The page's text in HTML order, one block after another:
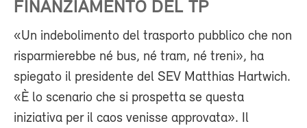
FINANZIAMENTO DEL TP
«Un indebolimento del trasporto pubblico che non
risparmierebbe né bus, né tram, né treni», ha
spiegato il presidente del SEV Matthias Hartwich.
«È lo scenario che si prospetta se questa
iniziativa per il caos venisse approvata». Il